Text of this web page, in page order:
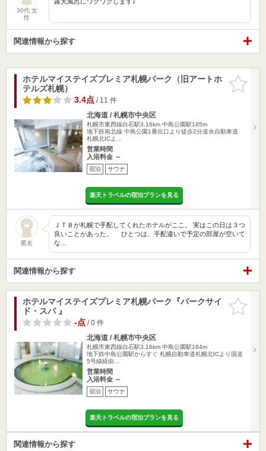
30代 女
性
関連情報から探す
お気に入
りに追加
ホテルマイステイズプレミア札幌パーク（旧アートホ
テルズ札幌）
3.4点/ 11 件
北海道 / 札幌市中央区
札幌市東西線白石駅3.16km 中島公園駅185m
地下鉄南北線 中島公園1番出口より徒歩2分道央自動車道
札幌北ICよ…
営業時間
入浴料金 ～
宿泊 サウナ
楽天トラベルの宿泊プランを見る
匿名
ＪＴＢが札幌で手配してくれたホテルがここ。 実はこの日は３つ
良いことがあった。 ひとつは、手配違いで予定の部屋が空いて
な…
関連情報から探す
お気に入
りに追加
ホテルマイステイズプレミア札幌パーク『パークサイ
ド・スパ 』
-点/ 0 件
北海道 / 札幌市中央区
札幌市東西線白石駅3.16km 中島公園駅184m
地下鉄中島公園駅からすぐ 札幌自動車道札幌北ICより国道
5号線経由…
営業時間
入浴料金 ～
宿泊 サウナ
楽天トラベルの宿泊プランを見る
関連情報から探す